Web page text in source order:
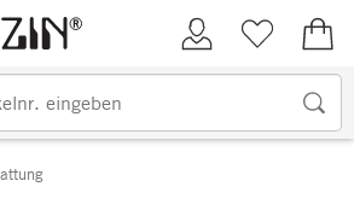
Kundenkonto
Merkliste